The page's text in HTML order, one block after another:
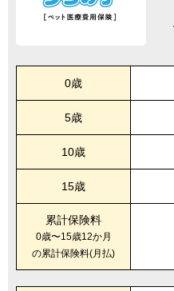
0歳
5歳
10歳
15歳
累計保険料
0歳〜15歳12か月
の累計保険料(月払)